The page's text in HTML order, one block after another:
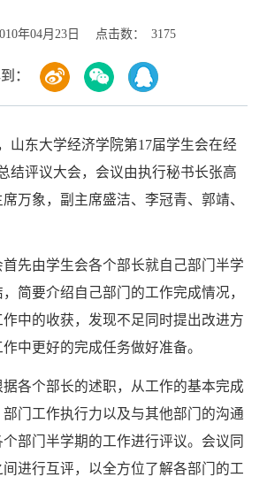
年04月23日 点击数： 3175
：
山东大学经济学院第17届学生会在经
结评议大会，会议由执行秘书长张高
万象，副主席盛洁、李冠青、郭靖、
先由学生会各个部长就自己部门半学
简要介绍自己部门的工作完成情况，
作中的收获，发现不足同时提出改进方
中更好的完成任务做好准备。
各个部长的述职，从工作的基本完成
门工作执行力以及与其他部门的沟通
部门半学期的工作进行评议。会议同
进行互评，以全方位了解各部门的工